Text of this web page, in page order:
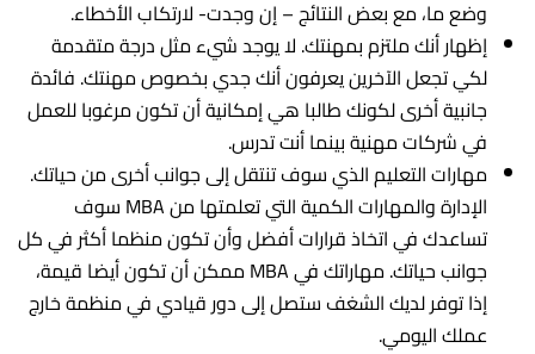
وضع ما، مع بعض النتائج – إن وجدت- لارتكاب الأخطاء.
إظهار أنك ملتزم بمهنتك. لا يوجد شيء مثل درجة متقدمة
لكي تجعل الآخرين يعرفون أنك جدي بخصوص مهنتك. فائدة
جانبية أخرى لكونك طالبا هي إمكانية أن تكون مرغوبا للعمل
في شركات مهنية بينما أنت تدرس.
مهارات التعليم الذي سوف تنتقل إلى جوانب أخرى من حياتك.
الإدارة والمهارات الكمية التي تعلمتها من MBA سوف
تساعدك في اتخاذ قرارات أفضل وأن تكون منظما أكثر في كل
جوانب حياتك. مهاراتك في MBA ممكن أن تكون أيضا قيمة،
إذا توفر لديك الشغف ستصل إلى دور قيادي في منظمة خارج
عملك اليومي.